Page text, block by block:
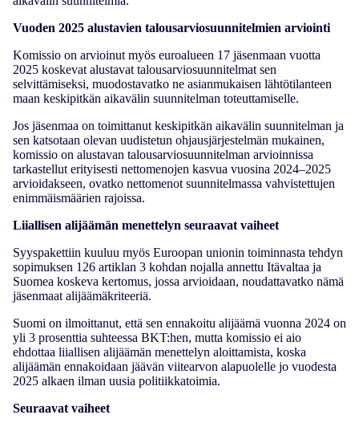
Vuoden 2025 alustavien talousarviosuunnitelmien arviointi
Komissio on arvioinut myös euroalueen 17 jäsenmaan vuotta
2025 koskevat alustavat talousarviosuunnitelmat sen
selvittämiseksi, muodostavatko ne asianmukaisen lähtötilanteen
maan keskipitkän aikavälin suunnitelman toteuttamiselle.
Jos jäsenmaa on toimittanut keskipitkän aikavälin suunnitelman ja
sen katsotaan olevan uudistetun ohjausjärjestelmän mukainen,
komissio on alustavan talousarviosuunnitelman arvioinnissa
tarkastellut erityisesti nettomenojen kasvua vuosina 2024–2025
arvioidakseen, ovatko nettomenot suunnitelmassa vahvistettujen
enimmäismäärien rajoissa.
Liiallisen alijäämän menettelyn seuraavat vaiheet
Syyspakettiin kuuluu myös Euroopan unionin toiminnasta tehdyn
sopimuksen 126 artiklan 3 kohdan nojalla annettu Itävaltaa ja
Suomea koskeva kertomus, jossa arvioidaan, noudattavatko nämä
jäsenmaat alijäämäkriteeriä.
Suomi on ilmoittanut, että sen ennakoitu alijäämä vuonna 2024 on
yli 3 prosenttia suhteessa BKT:hen, mutta komissio ei aio
ehdottaa liiallisen alijäämän menettelyn aloittamista, koska
alijäämän ennakoidaan jäävän viitearvon alapuolelle jo vuodesta
2025 alkaen ilman uusia politiikkatoimia.
Seuraavat vaiheet